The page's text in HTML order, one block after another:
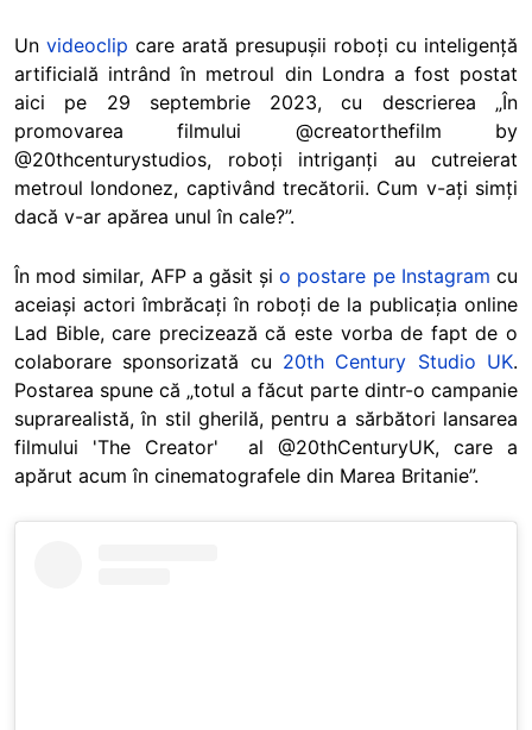
Un videoclip care arată presupușii roboți cu inteligență
artificială intrând în metroul din Londra a fost postat
aici pe 29 septembrie 2023, cu descrierea „În
promovarea filmului @creatorthefilm by
@20thcenturystudios, roboți intriganți au cutreierat
metroul londonez, captivând trecătorii. Cum v-ați simți
dacă v-ar apărea unul în cale?”.
În mod similar, AFP a găsit șio postare pe Instagram cu
aceiași actori îmbrăcați în roboți de la publicația online
Lad Bible, care precizează că este vorba de fapt de o
colaborare sponsorizată cu 20th Century Studio UK.
Postarea spune că „totul a făcut parte dintr-o campanie
suprarealistă, în stil gherilă, pentru a sărbători lansarea
filmului 'The Creator' al @20thCenturyUK, care a
apărut acum în cinematografele din Marea Britanie”.